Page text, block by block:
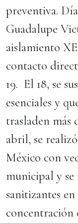
preventiva.
Guadalupe
aislamiento
contacto
19. El 18, se
esenciales y
trasladen más
abril, se
México con
municipal y se
sanitizantes
concentración